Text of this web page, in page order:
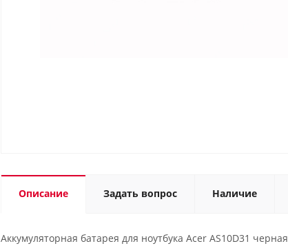
Описание Задать вопрос Наличие
Аккумуляторная батарея для ноутбука Acer AS10D31 черная